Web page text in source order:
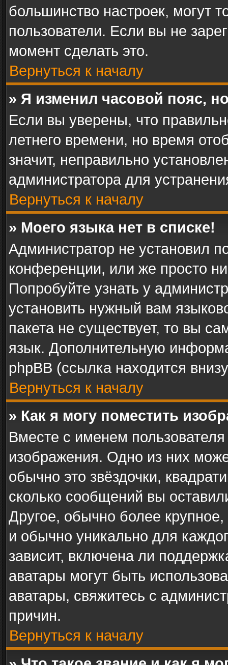
большинство настроек, могут
пользователи. Если вы не
момент сделать это.
Вернуться к началу
» Я изменил часовой пояс,
Если вы уверены, что
летнего времени, но время
значит, неправильно
администратора для
Вернуться к началу
» Моего языка нет в списке!
Администратор не установил
конференции, или же просто
Попробуйте узнать у
установить нужный вам
пакета не существует, то вы
язык. Дополнительную
phpBB (ссылка находится
Вернуться к началу
» Как я могу поместить
Вместе с именем пользователя
изображения. Одно из них
обычно это звёздочки,
сколько сообщений вы
Другое, обычно более
и обычно уникально для
зависит, включена ли
аватары могут быть
аватары, свяжитесь с
причин.
Вернуться к началу